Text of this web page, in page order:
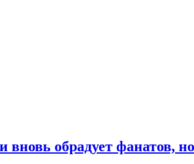
обрадует фанатов,